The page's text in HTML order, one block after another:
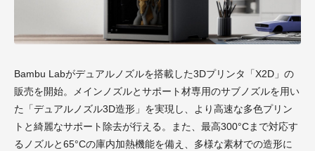
Bambu Labがデュアルノズルを搭載した3Dプリンタ「X2D」の
販売を開始。メインノズルとサポート材専用のサブノズルを用い
た「デュアルノズル3D造形」を実現し、より高速な多色プリン
トと綺麗なサポート除去が行える。また、最高300°Cまで対応す
るノズルと65°Cの庫内加熱機能を備え、多様な素材での造形に